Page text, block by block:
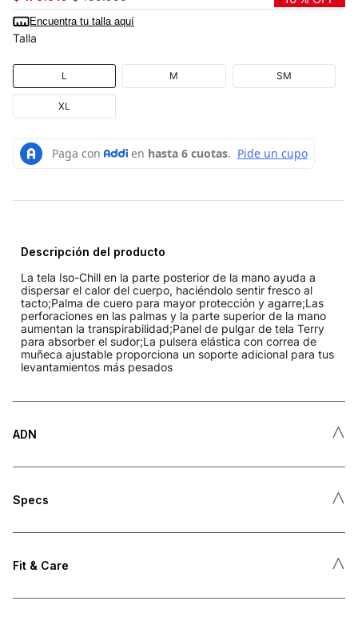
Encuentra tu talla aquí
Talla
L M SM
XL
Descripción del producto
La tela Iso-Chill en la parte posterior de la mano ayuda a
dispersar el calor del cuerpo, haciéndolo sentir fresco al
tacto;Palma de cuero para mayor protección y agarre;Las
perforaciones en las palmas y la parte superior de la mano
aumentan la transpirabilidad;Panel de pulgar de tela Terry
para absorber el sudor;La pulsera elástica con correa de
muñeca ajustable proporciona un soporte adicional para tus
levantamientos más pesados
ADN ˄
Specs ˄
Fit & Care ˄